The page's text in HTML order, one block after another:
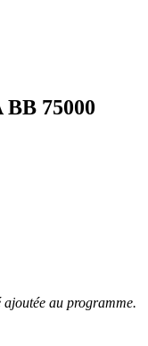
75000
au programme.